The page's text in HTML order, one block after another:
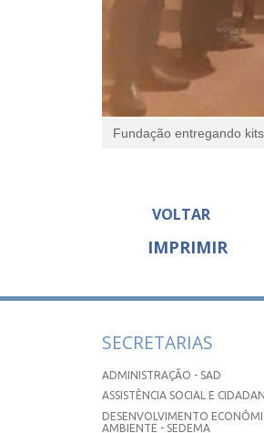
Fundação entregando
VOLTAR
IMPRIMIR
SECRETARIAS
ADMINISTRAÇÃO - SAD
ASSISTÊNCIA SOCIAL E
DESENVOLVIMENTO
AMBIENTE - SEDEMA